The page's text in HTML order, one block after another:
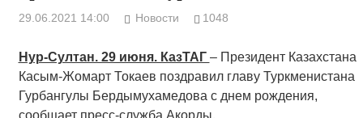
29.06.2021 14:00 Новости 1048
Нур-Султан. 29 июня. КазТАГ – Президент Казахстана
Касым-Жомарт Токаев поздравил главу Туркменистана
Гурбангулы Бердымухамедова с днем рождения,
сообщает пресс-служба Акорды.